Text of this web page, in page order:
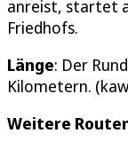
anreist, startet
Friedhofs.
Länge: Der
Kilometern.
Weitere